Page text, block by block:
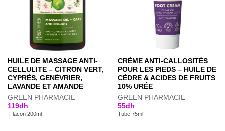
HUILE DE MASSAGE ANTI-
CELLULITE – CITRON VERT,
CYPRÈS, GENÉVRIER,
LAVANDE ET AMANDE
GREEN PHARMACIE
119dh
Flacon 200ml
CRÈME ANTI-CALLOSITÉS
POUR LES PIEDS – HUILE DE
CÈDRE & ACIDES DE FRUITS
10% URÉE
GREEN PHARMACIE
55dh
Tube 75ml